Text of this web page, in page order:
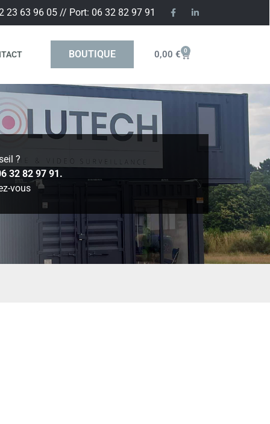
23 63 96 05 // Port: 06 32 82 97 91
BOUTIQUE 0,00 € 0
?
32 82 97 91.
vous